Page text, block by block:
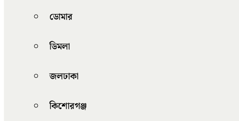
ডোমার
ডিমলা
জলঢাকা
কিশোরগঞ্জ